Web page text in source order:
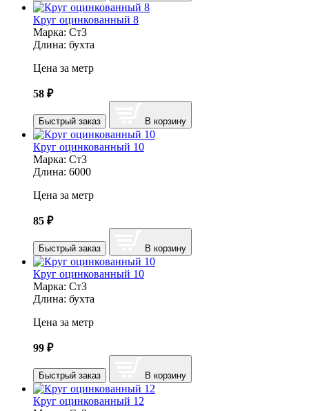
Круг оцинкованный 8
Марка: Ст3
Длина: бухта
Цена за метр
58 ₽
Быстрый заказ В корзину
Круг оцинкованный 10
Марка: Ст3
Длина: 6000
Цена за метр
85 ₽
Быстрый заказ В корзину
Круг оцинкованный 10
Марка: Ст3
Длина: бухта
Цена за метр
99 ₽
Быстрый заказ В корзину
Круг оцинкованный 12